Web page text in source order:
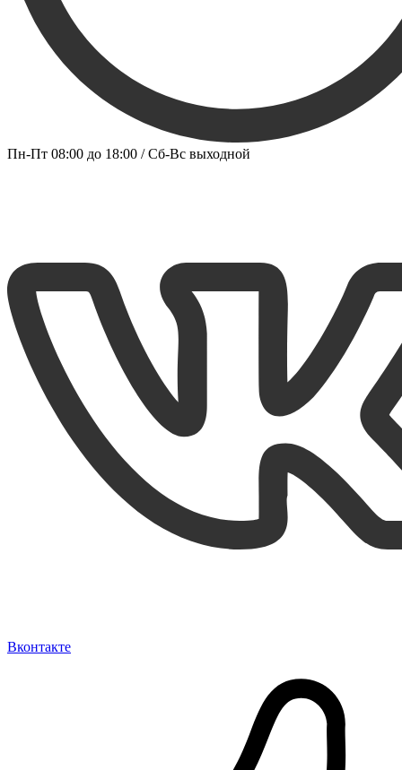
Пн-Пт 08:00 до 18:00 / Сб-Вс выходной
Вконтакте